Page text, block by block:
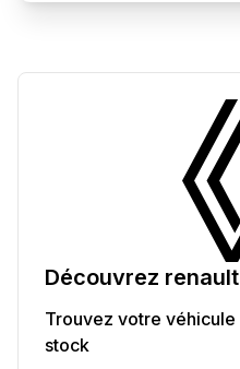
Découvrez renault
Trouvez votre véhicule
stock